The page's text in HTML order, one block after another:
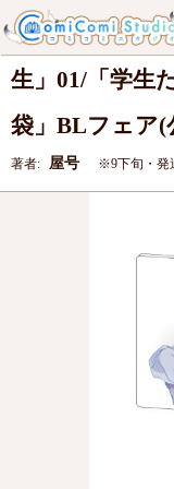
アクリルアー
生」01/「学生
袋」BLフェア(
著者: 屋号 ※9下旬・発